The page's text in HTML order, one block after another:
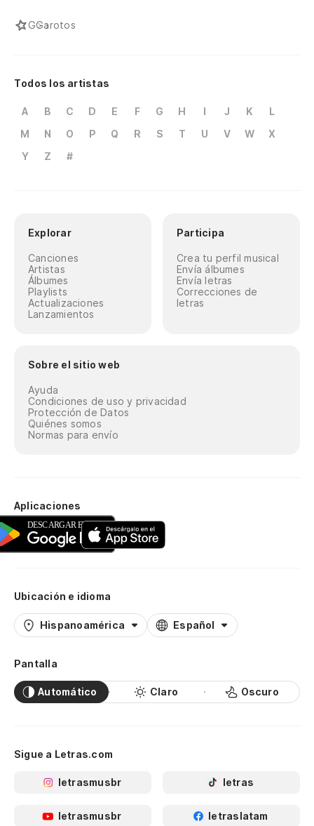
GGarotos
Todos los artistas
A B C D E F G H I J K
L
M
N O P Q R S T U V W
X
Y
Z #
Explorar
Canciones
Artistas
Álbumes
Playlists
Actualizaciones
Lanzamientos
Participa
Crea tu perfil musical
Envía álbumes
Envía letras
Correcciones de
letras
Sobre el sitio web
Ayuda
Condiciones de uso y privacidad
Protección de Datos
Quiénes somos
Normas para envío
Aplicaciones
Ubicación e idioma
Hispanoamérica Español
Pantalla
Automático Claro Oscuro
Sigue a Letras.com
letrasmusbr letras
letrasmusbr letraslatam